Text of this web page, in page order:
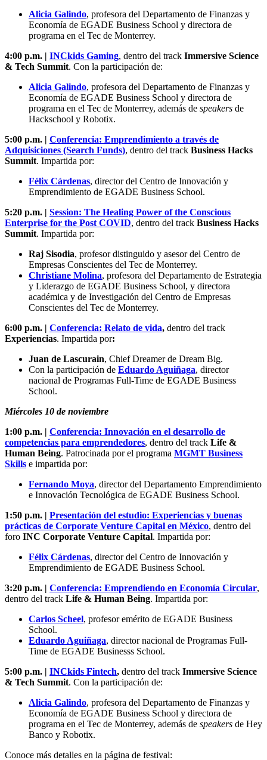
Alicia Galindo, profesora del Departamento de Finanzas y
Economía de EGADE Business School y directora de
programa en el Tec de Monterrey.
4:00 p.m. | INCkids Gaming, dentro del track Immersive Science
& Tech Summit. Con la participación de:
Alicia Galindo, profesora del Departamento de Finanzas y
Economía de EGADE Business School y directora de
programa en el Tec de Monterrey, además de speakers de
Hackschool y Robotix.
5:00 p.m. | Conferencia: Emprendimiento a través de
Adquisiciones (Search Funds), dentro del track Business Hacks
Summit. Impartida por:
Félix Cárdenas, director del Centro de Innovación y
Emprendimiento de EGADE Business School.
5:20 p.m. | Session: The Healing Power of the Conscious
Enterprise for the Post COVID, dentro del track Business Hacks
Summit. Impartida por:
Raj Sisodia, profesor distinguido y asesor del Centro de
Empresas Conscientes del Tec de Monterrey.
Christiane Molina, profesora del Departamento de Estrategia
y Liderazgo de EGADE Business School, y directora
académica y de Investigación del Centro de Empresas
Conscientes del Tec de Monterrey.
6:00 p.m. | Conferencia: Relato de vida, dentro del track
Experiencias. Impartida por:
Juan de Lascurain, Chief Dreamer de Dream Big.
Con la participación de Eduardo Aguiñaga, director
nacional de Programas Full-Time de EGADE Business
School.
Miércoles 10 de noviembre
1:00 p.m. | Conferencia: Innovación en el desarrollo de
competencias para emprendedores, dentro del track Life &
Human Being. Patrocinada por el programa MGMT Business
Skills e impartida por:
Fernando Moya, director del Departamento Emprendimiento
e Innovación Tecnológica de EGADE Business School.
1:50 p.m. | Presentación del estudio: Experiencias y buenas
prácticas de Corporate Venture Capital en México, dentro del
foro INC Corporate Venture Capital. Impartida por:
Félix Cárdenas, director del Centro de Innovación y
Emprendimiento de EGADE Business School.
3:20 p.m. | Conferencia: Emprendiendo en Economía Circular,
dentro del track Life & Human Being. Impartida por:
Carlos Scheel, profesor emérito de EGADE Business
School.
Eduardo Aguiñaga, director nacional de Programas Full-
Time de EGADE Businesss School.
5:00 p.m. | INCkids Fintech, dentro del track Immersive Science
& Tech Summit. Con la participación de:
Alicia Galindo, profesora del Departamento de Finanzas y
Economía de EGADE Business School y directora de
programa en el Tec de Monterrey, además de speakers de Hey
Banco y Robotix.
Conoce más detalles en la página de festival: